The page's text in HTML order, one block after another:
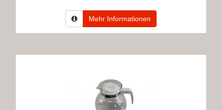
Mehr Informationen